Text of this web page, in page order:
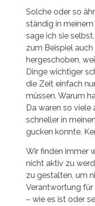
Solche oder so
ständig in
sage ich sie
zum Beispiel
hergeschoben,
Dinge wichtiger
die Zeit einfach
müssen. Warum
Da waren so viele
schneller in
gucken konnte.
Wir finden immer
nicht aktiv zu
zu gestalten, um
Verantwortung
– wie es ist oder